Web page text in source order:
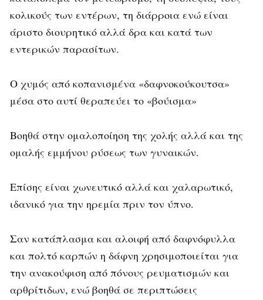
κολικούς των εντέρων, τη διάρροια ενώ είναι
άριστο διουρητικό αλλά δρα και κατά των
εντερικών παρασίτων.
Ο χυμός από κοπανισμένα «δαφνοκούκουτσα»
μέσα στο αυτί θεραπεύει το «βούισμα»
Βοηθά στην ομαλοποίηση της χολής αλλά και της
ομαλής εμμήνου ρύσεως των γυναικών.
Επίσης είναι χωνευτικό αλλά και χαλαρωτικό,
ιδανικό για την ηρεμία πριν τον ύπνο.
Σαν κατάπλασμα και αλοιφή από δαφνόφυλλα
και πολτό καρπών η δάφνη χρησιμοποιείται για
την ανακούφιση από πόνους ρευματισμών και
αρθρίτιδων, ενώ βοηθά σε περιπτώσεις